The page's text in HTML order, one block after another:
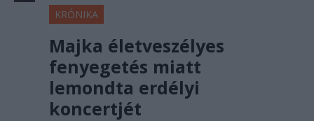
KRÓNIKA
Majka életveszélyes
fenyegetés miatt
lemondta erdélyi
koncertjét